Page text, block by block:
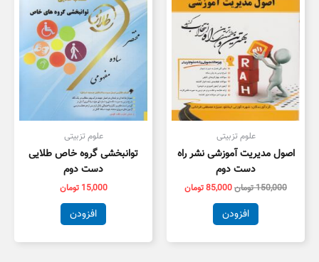
علوم تزبیتی
اصول مدیریت آموزشی نشر راه
دست دوم
150,000تومان85,000تومان
افزودن
علوم تزبیتی
توانبخشی گروه خاص طلایی
دست دوم
15,000 تومان
افزودن